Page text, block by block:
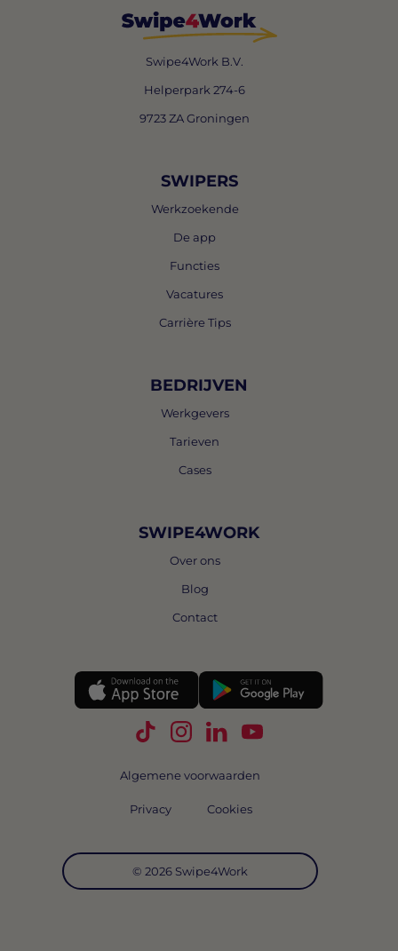
Swipe4Work B.V.
Helperpark 274-6
9723 ZA Groningen
SWIPERS
Werkzoekende
De app
Functies
Vacatures
Carrière Tips
BEDRIJVEN
Werkgevers
Tarieven
Cases
SWIPE4WORK
Over ons
Blog
Contact
Volg Swipe4Work op TikTok
Volg Swipe4Work op
Volg Swipe4Work op
Volg Swipe4Work
© 2026 Swipe4Work
Algemene voorwaarden
Privacy Cookies